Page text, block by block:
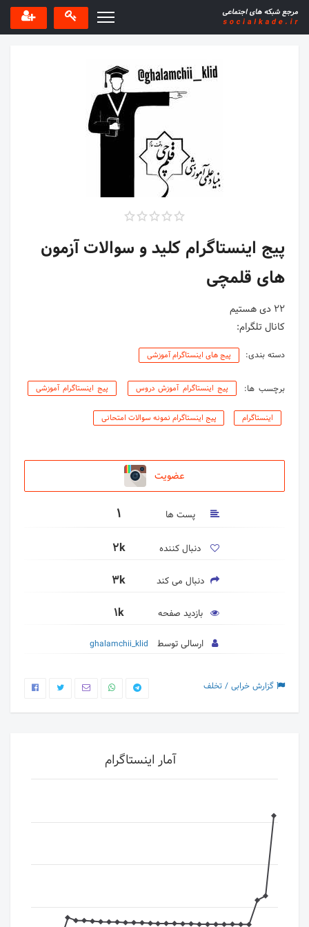
پیج اینستاگرام کلید و سوالات آزمون
های قلمچی
کانال تلگرام:
دسته بندی: پیج های اینستاگرام آموزشی
برچسب ها: پیج اینستاگرام آموزش دروس پیج اینستاگرام آموزشی
اینستاگرام پیج اینستاگرام نمونه سوالات امتحانی
عضویت
پست ها 1
دنبال کننده 2k
دنبال می کند 3k
بازدید صفحه 1k
ارسالی توسط ghalamchii_klid
گزارش خرابی / تخلف
آمار اینستاگرام